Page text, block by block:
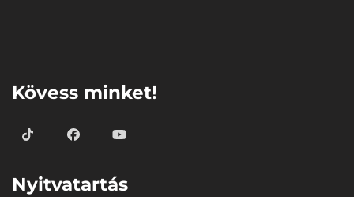
Kövess minket!
Nyitvatartás